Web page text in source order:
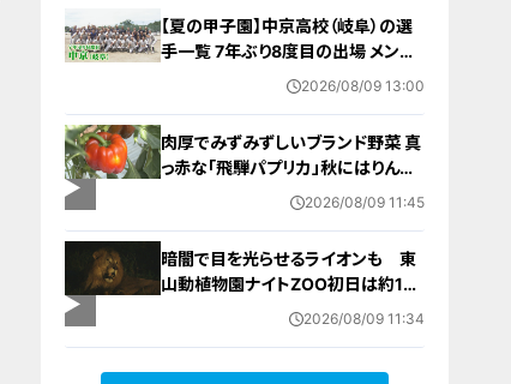
【夏の甲子園】中京高校（岐阜）の選
手一覧 7年ぶり8度目の出場 メンバ
ー・出身中学・特徴は？高校野球
2026/08/09 13:00
肉厚でみずみずしいブランド野菜 真
っ赤な「飛騨パプリカ」秋にはりんご
のように甘い 岐阜・高山市の東農
2026/08/09 11:45
暗闇で目を光らせるライオンも 東
山動植物園ナイトZOO初日は約1万
7000人でにぎわう2026/08/09 11:34